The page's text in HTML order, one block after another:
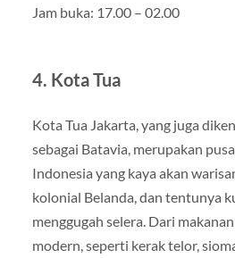
Jam buka: 17.00 – 02.00
4. Kota Tua
Kota Tua Jakarta, yang juga
sebagai Batavia, merupakan
Indonesia yang kaya akan
kolonial Belanda, dan tentunya
menggugah selera. Dari
modern, seperti kerak telor,